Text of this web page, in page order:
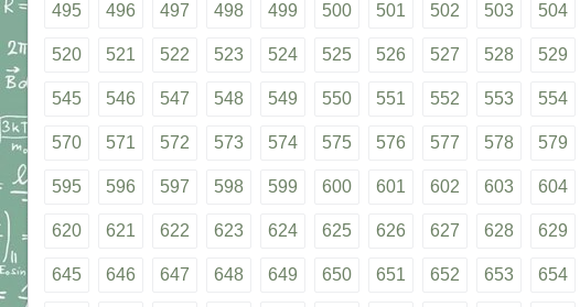
495 496 497 498 499 500 501 502 503 504
520 521 522 523 524 525 526 527 528 529
545 546 547 548 549 550 551 552 553 554
570 571 572 573 574 575 576 577 578 579
595 596 597 598 599 600 601 602 603 604
620 621 622 623 624 625 626 627 628 629
645 646 647 648 649 650 651 652 653 654